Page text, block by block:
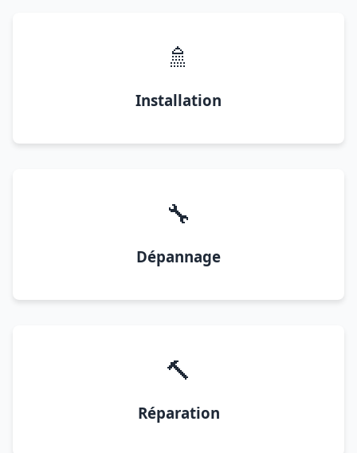
🚿
Installation
🔧
Dépannage
🔨
Réparation